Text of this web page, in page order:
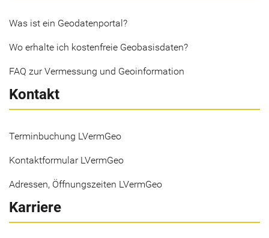
Was ist ein Geodatenportal?
Wo erhalte ich kostenfreie Geobasisdaten?
FAQ zur Vermessung und Geoinformation
Kontakt
Terminbuchung LVermGeo
Kontaktformular LVermGeo
Adressen, Öffnungszeiten LVermGeo
Karriere